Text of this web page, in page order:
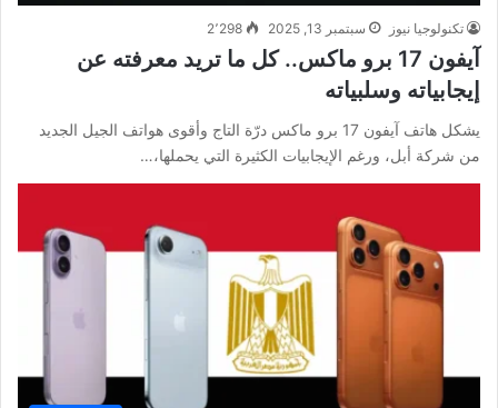
تكنولوجيا نيوز سبتمبر 13, 2025 2٬298
آيفون 17 برو ماكس.. كل ما تريد معرفته عن
إيجابياته وسلبياته
يشكل هاتف آيفون 17 برو ماكس درّة التاج وأقوى هواتف الجيل الجديد
من شركة أبل، ورغم الإيجابيات الكثيرة التي يحملها،…